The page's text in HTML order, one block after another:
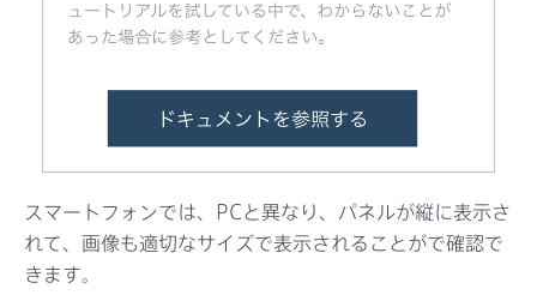
スマートフォンでは、PCと異なり、パネルが縦に表示さ
れて、画像も適切なサイズで表示されることがで確認で
きます。